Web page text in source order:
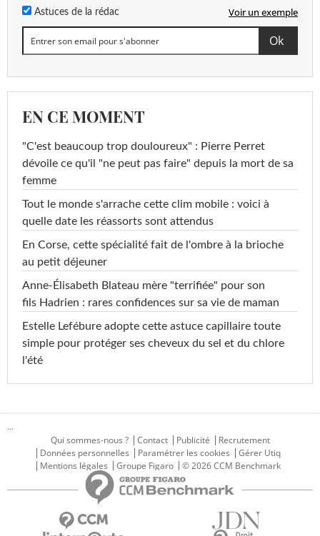
Astuces de la rédac Voir un exemple
EN CE MOMENT
"C'est beaucoup trop douloureux" : Pierre Perret
dévoile ce qu'il "ne peut pas faire" depuis la mort de sa
femme
Tout le monde s'arrache cette clim mobile : voici à
quelle date les réassorts sont attendus
En Corse, cette spécialité fait de l'ombre à la brioche
au petit déjeuner
Anne-Élisabeth Blateau mère "terrifiée" pour son
fils Hadrien : rares confidences sur sa vie de maman
Estelle Lefébure adopte cette astuce capillaire toute
simple pour protéger ses cheveux du sel et du chlore
l'été
...
Qui sommes-nous ?
Contact Publicité
Recrutement
Données personnelles
Paramétrer les cookies
Gérer Utiq
Mentions légales
Groupe Figaro © 2026 CCM Benchmark